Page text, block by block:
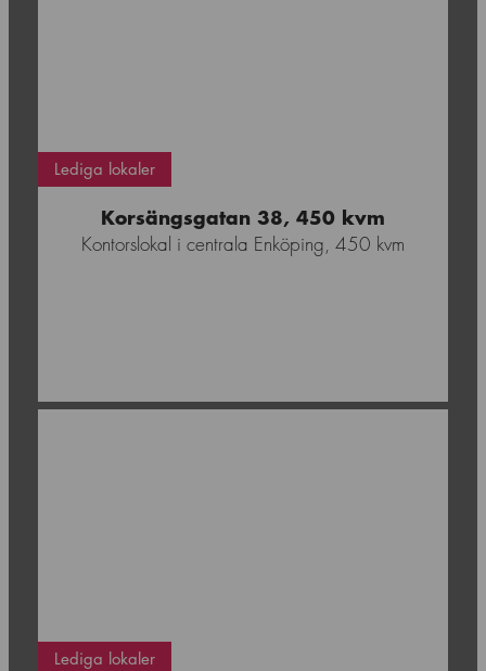
Enköping
Lediga lokaler
Korsängsgatan 38, 450 kvm
Kontorslokal i centrala Enköping, 450 kvm
Enköping
Lediga lokaler